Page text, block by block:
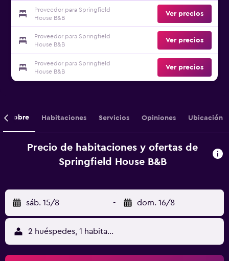
Proveedor para Springfield
House B&B
Ver precios
Proveedor para Springfield
House B&B
Ver precios
Proveedor para Springfield
House B&B
Ver precios
Sobre Habitaciones Servicios Opiniones Ubicación
Precio de habitaciones y ofertas de
Springfield House B&B
sáb. 15/8 - dom. 16/8
2 huéspedes, 1 habitación